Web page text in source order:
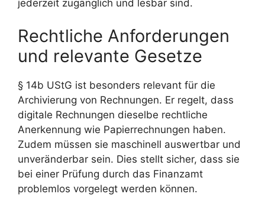
jederzeit zugänglich und lesbar sind.
Rechtliche Anforderungen
und relevante Gesetze
§ 14b UStG ist besonders relevant für die
Archivierung von Rechnungen. Er regelt, dass
digitale Rechnungen dieselbe rechtliche
Anerkennung wie Papierrechnungen haben.
Zudem müssen sie maschinell auswertbar und
unveränderbar sein. Dies stellt sicher, dass sie
bei einer Prüfung durch das Finanzamt
problemlos vorgelegt werden können.